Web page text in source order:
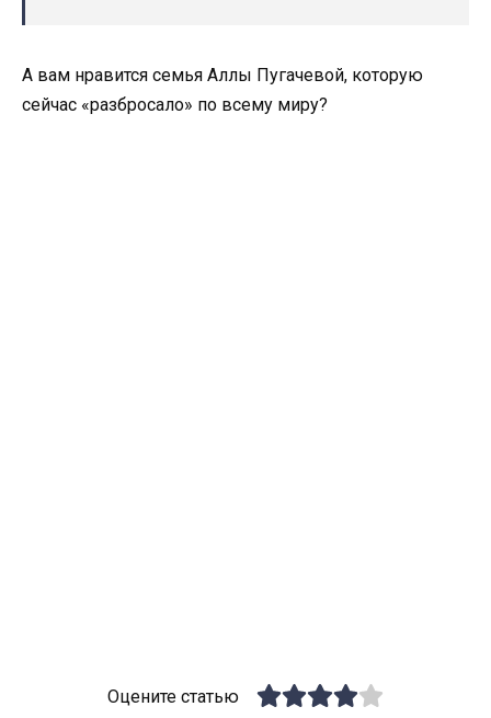
А вам нравится семья Аллы Пугачевой, которую
сейчас «разбросало» по всему миру?
Оцените статью